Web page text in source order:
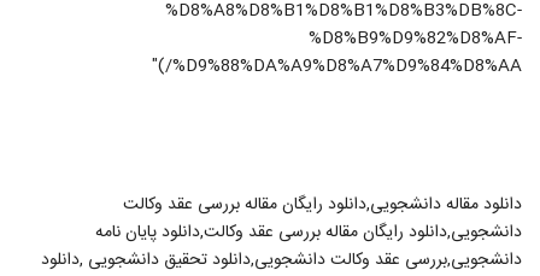
%D8%A8%D8%B1%D8%B1%D8%B3%DB%8C-
%D8%B9%D9%82%D8%AF-
%D9%88%DA%A9%D8%A7%D9%84%D8%AA/)"
دانلود مقاله دانشجویی,دانلود رایگان مقاله بررسی عقد وکالت
دانشجویی,دانلود رایگان مقاله بررسی عقد وکالت,دانلود پایان نامه
دانشجویی,بررسی عقد وکالت دانشجویی,دانلود تحقیق دانشجویی ,دانلود